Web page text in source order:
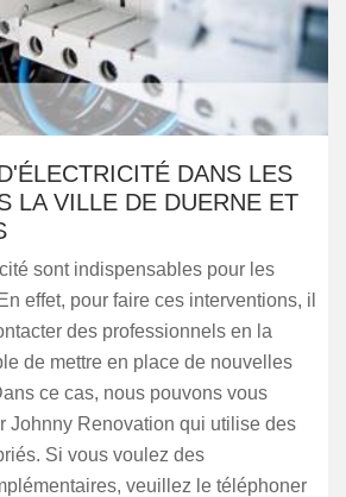
DANS LES
LA VILLE DE DUERNE ET
sont indispensables pour les
effet, pour faire ces interventions, il
des professionnels en la
de mettre en place de nouvelles
ce cas, nous pouvons vous
Johnny Renovation qui utilise des
Si vous voulez des
veuillez le téléphoner